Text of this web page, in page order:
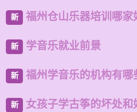
新 福州仓山乐器培训哪家
新 学音乐就业前景
新 福州学音乐的机构有哪
新 女孩子学古筝的坏处和